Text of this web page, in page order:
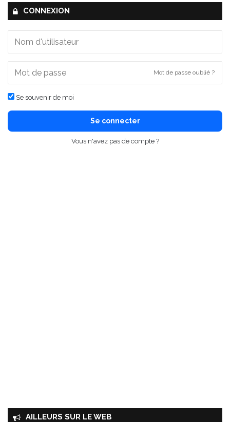
CONNEXION
Mot de passe oublié ?
Se souvenir de moi
Se connecter
Vous n'avez pas de compte ?
AILLEURS SUR LE WEB